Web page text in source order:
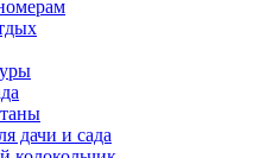
дачи и сада